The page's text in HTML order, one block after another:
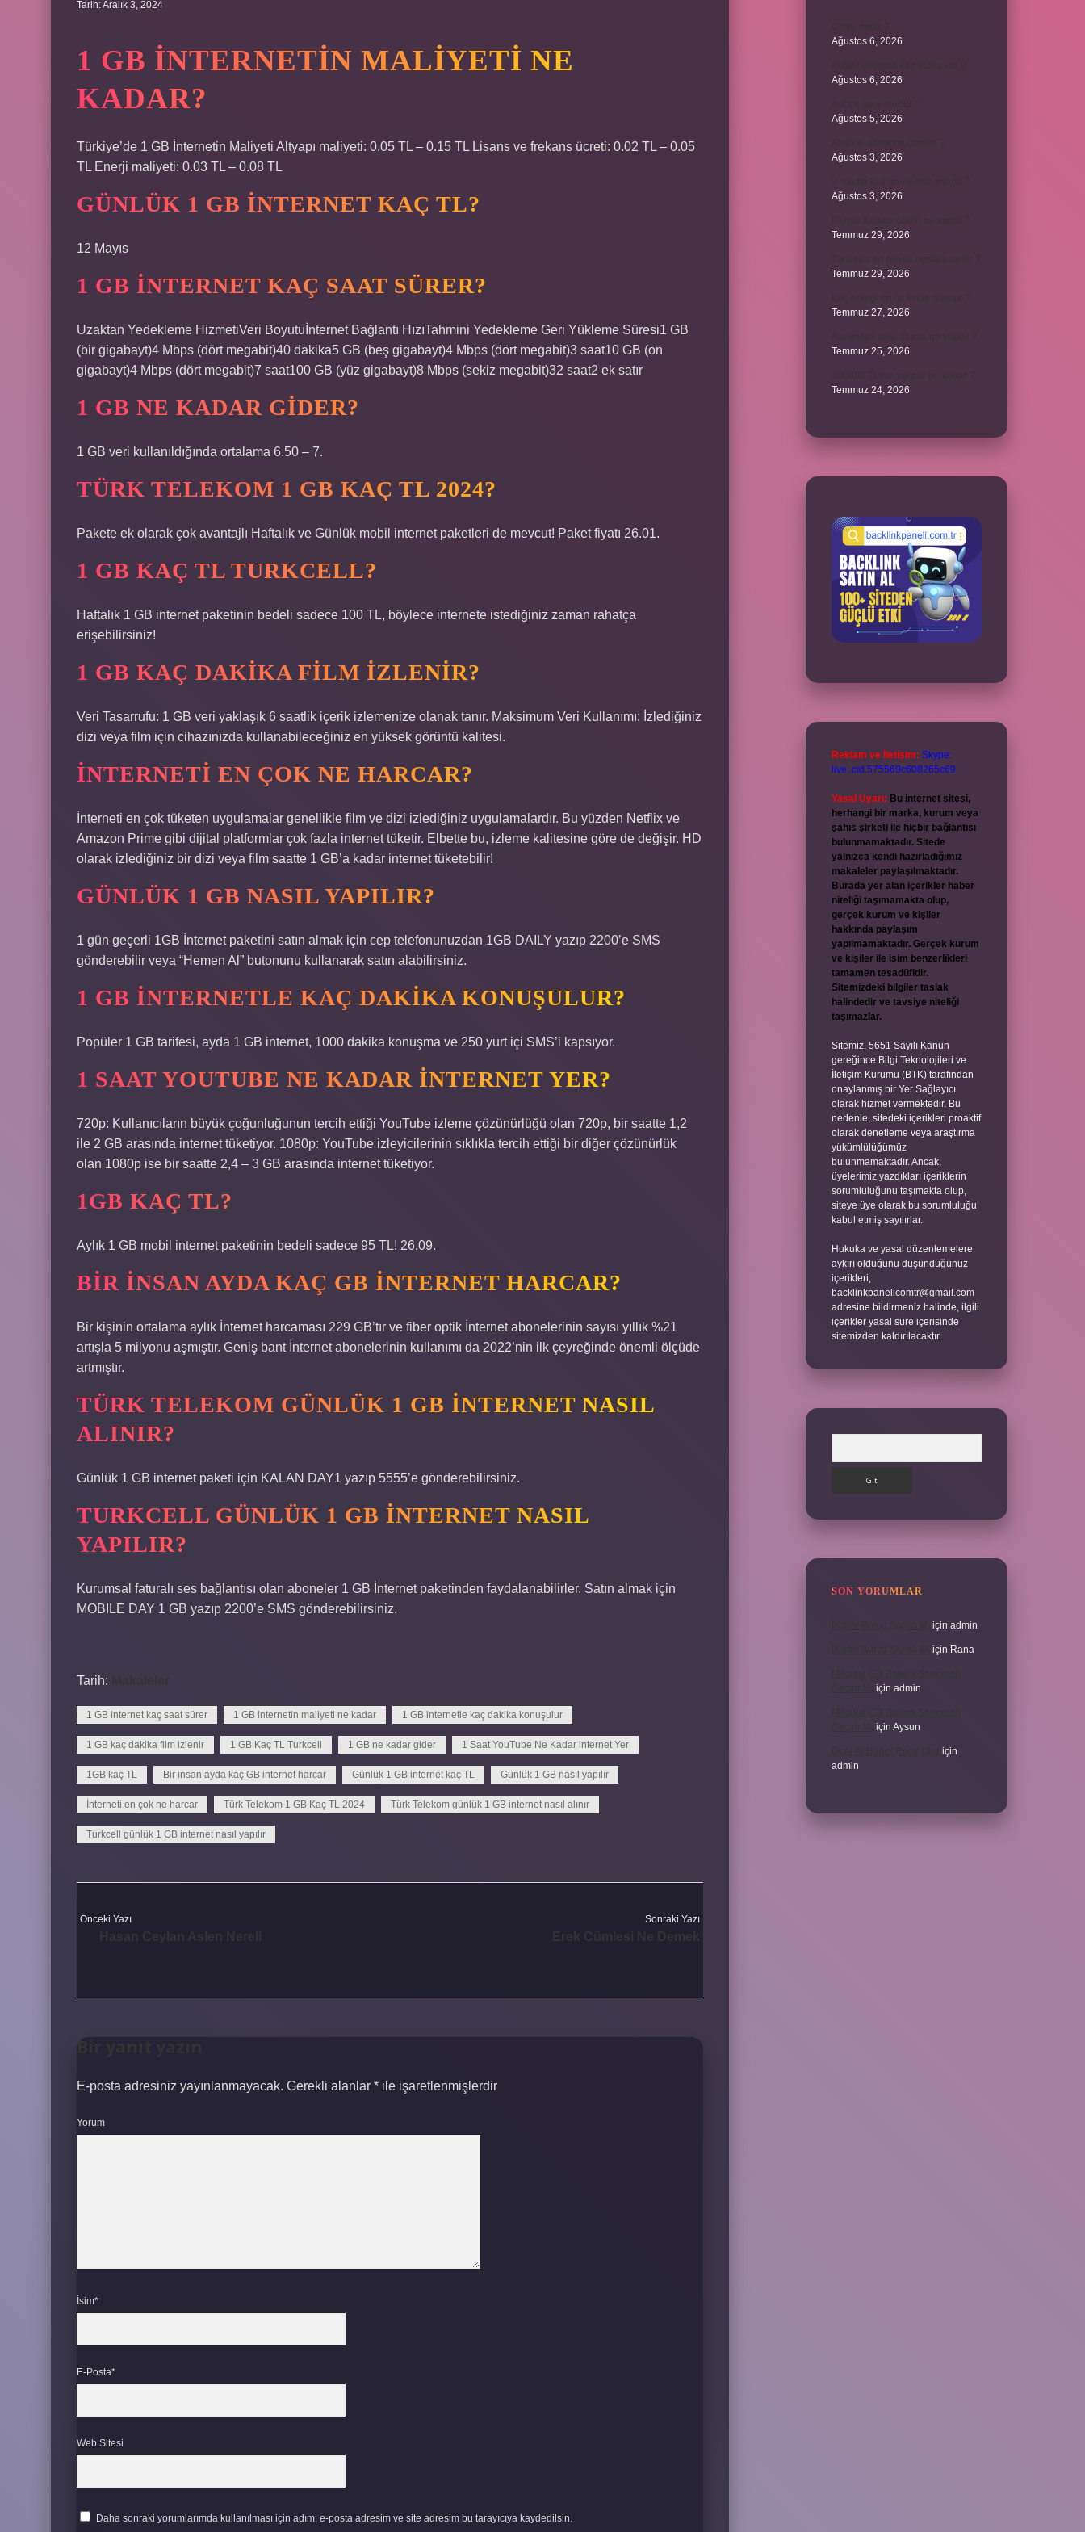
Tarih: Aralık 3, 2024
1 GB INTERNETIN MALIYETI NE
KADAR?
Türkiye’de 1 GB İnternetin Maliyeti Altyapı maliyeti: 0.05 TL – 0.15 TL Lisans ve frekans ücreti: 0.02 TL – 0.05
TL Enerji maliyeti: 0.03 TL – 0.08 TL
GÜNLÜK 1 GB INTERNET KAÇ TL?
12 Mayıs
1 GB INTERNET KAÇ SAAT SÜRER?
Uzaktan Yedekleme Hizmeti​Veri Boyutu​İnternet Bağlantı Hızı​Tahmini Yedekleme Geri Yükleme Süresi​1 GB
(bir gigabayt)​4 Mbps (dört megabit)​40 dakika​5 GB (beş gigabayt)​4 Mbps (dört megabit)​3 saat​10 GB (on
gigabayt)​4 Mbps (dört megabit)​7 saat​100 GB (yüz gigabayt)​8 Mbps (sekiz megabit)​32 saat​2 ek satır
1 GB NE KADAR GIDER?
1 GB veri kullanıldığında ortalama 6.50 – 7.
TÜRK TELEKOM 1 GB KAÇ TL 2024?
Pakete ek olarak çok avantajlı Haftalık ve Günlük mobil internet paketleri de mevcut! Paket fiyatı 26.01.
1 GB KAÇ TL TURKCELL?
Haftalık 1 GB internet paketinin bedeli sadece 100 TL, böylece internete istediğiniz zaman rahatça
erişebilirsiniz!
1 GB KAÇ DAKIKA FILM IZLENIR?
Veri Tasarrufu: 1 GB veri yaklaşık 6 saatlik içerik izlemenize olanak tanır. Maksimum Veri Kullanımı: İzlediğiniz
dizi veya film için cihazınızda kullanabileceğiniz en yüksek görüntü kalitesi.
İNTERNETI EN ÇOK NE HARCAR?
İnterneti en çok tüketen uygulamalar genellikle film ve dizi izlediğiniz uygulamalardır. Bu yüzden Netflix ve
Amazon Prime gibi dijital platformlar çok fazla internet tüketir. Elbette bu, izleme kalitesine göre de değişir. HD
olarak izlediğiniz bir dizi veya film saatte 1 GB’a kadar internet tüketebilir!
GÜNLÜK 1 GB NASIL YAPILIR?
1 gün geçerli 1GB İnternet paketini satın almak için cep telefonunuzdan 1GB DAILY yazıp 2200’e SMS
gönderebilir veya “Hemen Al” butonunu kullanarak satın alabilirsiniz.
1 GB INTERNETLE KAÇ DAKIKA KONUŞULUR?
Popüler 1 GB tarifesi, ayda 1 GB internet, 1000 dakika konuşma ve 250 yurt içi SMS’i kapsıyor.
1 SAAT YOUTUBE NE KADAR INTERNET YER?
720p: Kullanıcıların büyük çoğunluğunun tercih ettiği YouTube izleme çözünürlüğü olan 720p, bir saatte 1,2
ile 2 GB arasında internet tüketiyor. 1080p: YouTube izleyicilerinin sıklıkla tercih ettiği bir diğer çözünürlük
olan 1080p ise bir saatte 2,4 – 3 GB arasında internet tüketiyor.
1GB KAÇ TL?
Aylık 1 GB mobil internet paketinin bedeli sadece 95 TL! 26.09.
BIR INSAN AYDA KAÇ GB INTERNET HARCAR?
Bir kişinin ortalama aylık İnternet harcaması 229 GB’tır ve fiber optik İnternet abonelerinin sayısı yıllık %21
artışla 5 milyonu aşmıştır. Geniş bant İnternet abonelerinin kullanımı da 2022’nin ilk çeyreğinde önemli ölçüde
artmıştır.
TÜRK TELEKOM GÜNLÜK 1 GB INTERNET NASIL
ALINIR?
Günlük 1 GB internet paketi için KALAN DAY1 yazıp 5555’e gönderebilirsiniz.
TURKCELL GÜNLÜK 1 GB INTERNET NASIL
YAPILIR?
Kurumsal faturalı ses bağlantısı olan aboneler 1 GB İnternet paketinden faydalanabilirler. Satın almak için
MOBILE DAY 1 GB yazıp 2200’e SMS gönderebilirsiniz.
Tarih: Makaleler
1 GB internet kaç saat sürer 1 GB internetin maliyeti ne kadar 1 GB internetle kaç dakika konuşulur
1 GB kaç dakika film izlenir 1 GB Kaç TL Turkcell 1 GB ne kadar gider 1 Saat YouTube Ne Kadar internet Yer
1GB kaç TL Bir insan ayda kaç GB internet harcar Günlük 1 GB internet kaç TL Günlük 1 GB nasıl yapılır
İnterneti en çok ne harcar Türk Telekom 1 GB Kaç TL 2024 Türk Telekom günlük 1 GB internet nasıl alınır
Turkcell günlük 1 GB internet nasıl yapılır
Önceki Yazı Sonraki Yazı
Bir yanıt yazın
E-posta adresiniz yayınlanmayacak. Gerekli alanlar * ile işaretlenmişlerdir
Yorum
İsim*
E-Posta*
Web Sitesi
Daha sonraki yorumlarımda kullanılması için adım, e-posta adresim ve site adresim bu tarayıcıya kaydedilsin.
Ağustos 6, 2026
Ağustos 6, 2026
Ağustos 5, 2026
Ağustos 3, 2026
Ağustos 3, 2026
Temmuz 29, 2026
Temmuz 29, 2026
Temmuz 27, 2026
Temmuz 25, 2026
Temmuz 24, 2026
Reklam ve İletişim: Skype:
live:.cid.575569c608265c69
Yasal Uyarı: Bu internet sitesi,
herhangi bir marka, kurum veya
şahıs şirketi ile hiçbir bağlantısı
bulunmamaktadır. Sitede
yalnızca kendi hazırladığımız
makaleler paylaşılmaktadır.
Burada yer alan içerikler haber
niteliği taşımamakta olup,
gerçek kurum ve kişiler
hakkında paylaşım
yapılmamaktadır. Gerçek kurum
ve kişiler ile isim benzerlikleri
tamamen tesadüfidir.
Sitemizdeki bilgiler taslak
halindedir ve tavsiye niteliği
taşımazlar.
Sitemiz, 5651 Sayılı Kanun
gereğince Bilgi Teknolojileri ve
İletişim Kurumu (BTK) tarafından
onaylanmış bir Yer Sağlayıcı
olarak hizmet vermektedir. Bu
nedenle, sitedeki içerikleri proaktif
olarak denetleme veya araştırma
yükümlülüğümüz
bulunmamaktadır. Ancak,
üyelerimiz yazdıkları içeriklerin
sorumluluğunu taşımakta olup,
siteye üye olarak bu sorumluluğu
kabul etmiş sayılırlar.
Hukuka ve yasal düzenlemelere
aykırı olduğunu düşündüğünüz
içerikleri,
backlinkpanelicomtr@gmail.com
adresine bildirmeniz halinde, ilgili
içerikler yasal süre içerisinde
sitemizden kaldırılacaktır.
SON YORUMLAR
için admin
için Rana
için admin
için Aysun
için
admin